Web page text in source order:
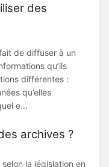
des
de diffuser à un
qu’ils
différentes :
qu’elles
e...
archives ?
la législation en